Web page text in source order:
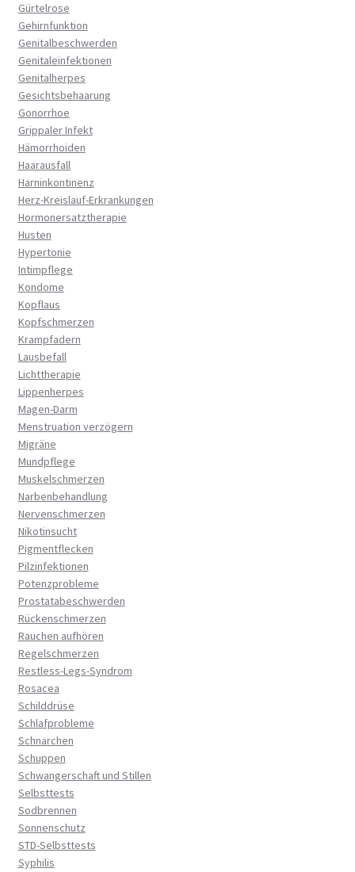
Gürtelrose
Gehirnfunktion
Genitalbeschwerden
Genitaleinfektionen
Genitalherpes
Gesichtsbehaarung
Gonorrhoe
Grippaler Infekt
Hämorrhoiden
Haarausfall
Harninkontinenz
Herz-Kreislauf-Erkrankungen
Hormonersatztherapie
Husten
Hypertonie
Intimpflege
Kondome
Kopflaus
Kopfschmerzen
Krampfadern
Lausbefall
Lichttherapie
Lippenherpes
Magen-Darm
Menstruation verzögern
Migräne
Mundpflege
Muskelschmerzen
Narbenbehandlung
Nervenschmerzen
Nikotinsucht
Pigmentflecken
Pilzinfektionen
Potenzprobleme
Prostatabeschwerden
Rückenschmerzen
Rauchen aufhören
Regelschmerzen
Restless-Legs-Syndrom
Rosacea
Schilddrüse
Schlafprobleme
Schnarchen
Schuppen
Schwangerschaft und Stillen
Selbsttests
Sodbrennen
Sonnenschutz
STD-Selbsttests
Syphilis